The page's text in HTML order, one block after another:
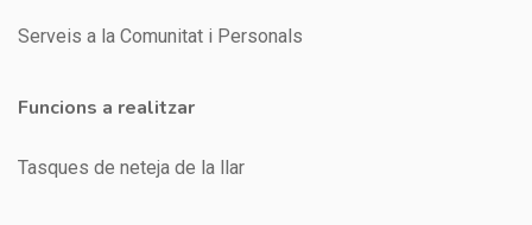
Serveis a la Comunitat i Personals
Funcions a realitzar
Tasques de neteja de la llar